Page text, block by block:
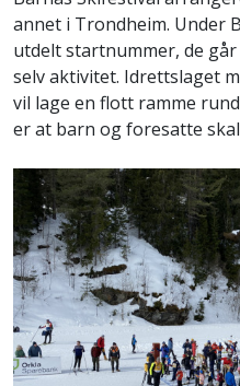
annet i Trondheim. Under
utdelt startnummer, de
selv aktivitet. Idrettslaget
vil lage en flott ramme
er at barn og foresatte